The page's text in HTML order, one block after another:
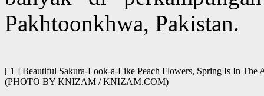
Pakhtoonkhwa, Pakistan.
[ 1 ] Beautiful Sakura-Look-a-Like Peach Flowers, Spring Is In
(PHOTO BY KNIZAM / KNIZAM.COM)